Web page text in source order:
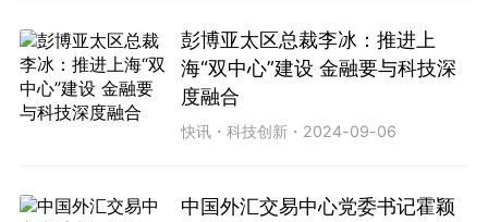
彭博亚太区总裁李冰：推进上
海“双中心”建设 金融要与科技深
度融合
快讯 ・科技创新 ・ 2024-09-06
中国外汇交易中心党委书记霍颖